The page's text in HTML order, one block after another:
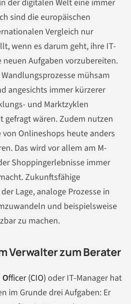
der digitalen Welt eine immer
sind die europäischen
Vergleich nur
wenn es darum geht, ihre IT-
Aufgaben vorzubereiten.
mühsam
angesichts immer kürzerer
und Marktzyklen
gefragt wären. Zudem nutzen
Onlineshops heute anders
Das wird vor allem am M-
Shoppingerlebnisse immer
Zukunftsfähige
Lage, analoge Prozesse in
und beispielsweise
zu machen.
Verwalter zum Berater
Officer (CIO) oder IT-Manager hat
im Grunde drei Aufgaben: Er